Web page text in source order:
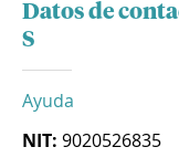
Datos de
S
Ayuda
NIT: 9020526835